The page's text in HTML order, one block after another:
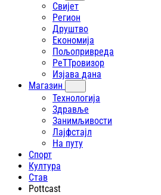
Свијет
Регион
Друштво
Економија
Пољопривреда
РеТТровизор
Изјава дана
Магазин
Технологија
Здравље
Занимљивости
Лајфстajл
На путу
Спорт
Култура
Став
Pottcast